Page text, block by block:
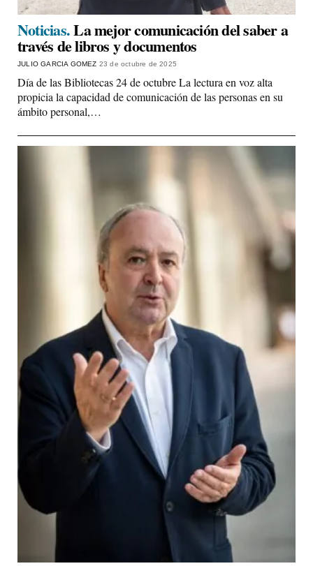
Noticias.La mejor comunicación del saber a
través de libros y documentos
JULIO GARCIA GOMEZ 23 de octubre de 2025
Día de las Bibliotecas 24 de octubre La lectura en voz alta
propicia la capacidad de comunicación de las personas en su
ámbito personal,…